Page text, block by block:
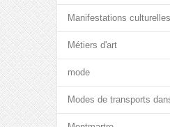
Manifestations
Métiers d'art
mode
Modes de transports